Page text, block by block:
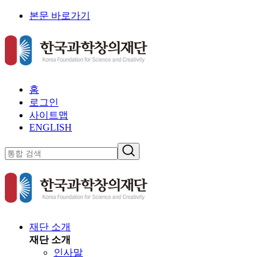
본문 바로가기
홈
로그인
사이트맵
ENGLISH
재단 소개
재단 소개
인사말